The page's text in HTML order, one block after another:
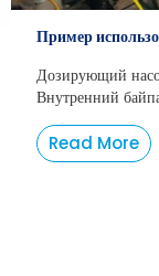
Пример
Дозирующий
Внутренний
Read More